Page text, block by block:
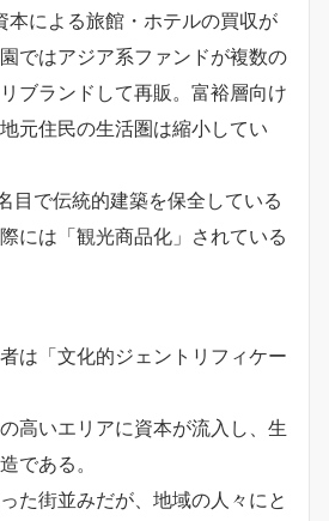
による旅館・ホテルの買収が
ではアジア系ファンドが複数の
ブランドして再販。富裕層向け
元住民の生活圏は縮小してい
目で伝統的建築を保全している
には「観光商品化」されている
は「文化的ジェントリフィケー
高いエリアに資本が流入し、生
である。
た街並みだが、地域の人々にと